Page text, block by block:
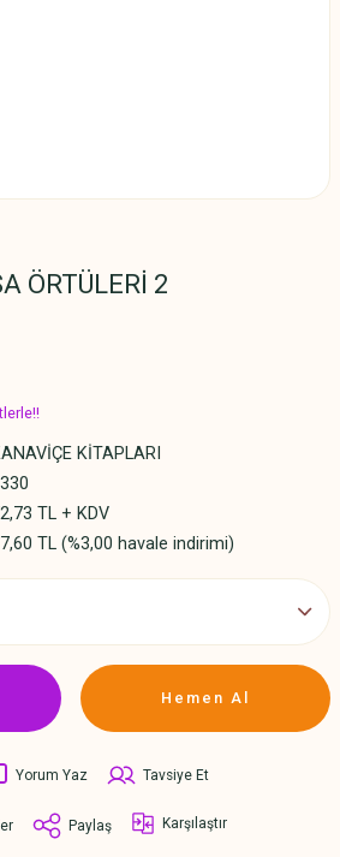
ÖRTÜLERİ 2
KİTAPLARI
TL + KDV
TL (%3,00 havale indirimi)
Hemen Al
Yorum Yaz Tavsiye Et
Paylaş Karşılaştır